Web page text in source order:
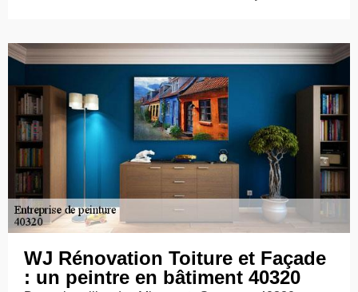
WJ Rénovation Toiture et Façade
: un peintre en bâtiment 40320